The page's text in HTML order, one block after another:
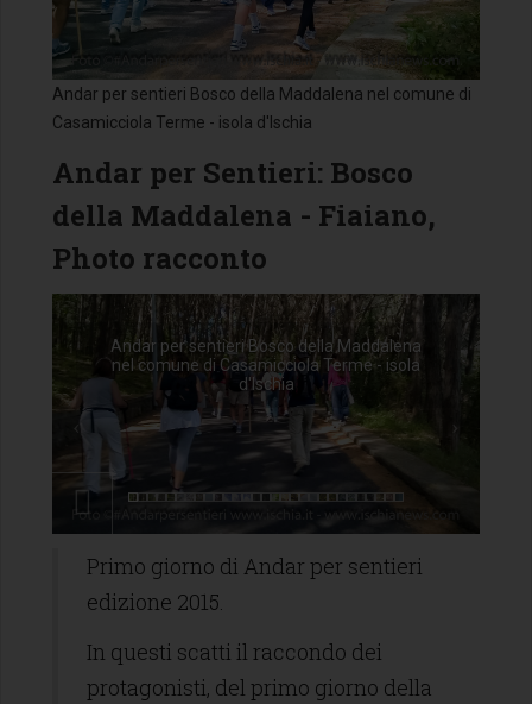
Andar per sentieri Bosco della Maddalena nel comune di
Casamicciola Terme - isola d'Ischia
Andar per Sentieri: Bosco
della Maddalena - Fiaiano,
Photo racconto
Andar per sentieri Bosco della Maddalena
nel comune di Casamicciola Terme - isola
d'Ischia
Previous Next
Primo giorno di Andar per sentieri
edizione 2015.
In questi scatti il raccondo dei
protagonisti, del primo giorno della